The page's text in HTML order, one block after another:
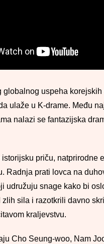
globalnog uspeha korejskih
ulaže u K-drame. Među
nalazi se fantazijska
priču, natprirodne
Radnja prati lovca na
udružuju snage kako bi
zlih sila i razotkrili davno
kraljevstvu.
Cho Seung-woo, Nam